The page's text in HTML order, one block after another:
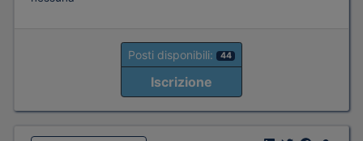
Posti disponibili: 44
Iscrizione